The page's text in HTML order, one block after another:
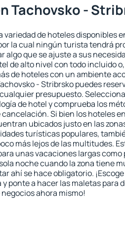
Tachovsko -
variedad de hoteles disponibles
la cual ningún turista tendrá
algo que se ajuste a sus
de alto nivel con todo incluido
de hoteles con un ambiente
- Stribrsko puedes
presupuesto.
de hotel y comprueba los
cancelación. Si bien los hoteles
ubicados justo en las
turísticas populares,
más lejos de las multitudes.
unas vacaciones largas como
noche cuando la zona tiene
ahí se hace obligatorio.
y ponte a hacer las maletas para
ahora mismo!